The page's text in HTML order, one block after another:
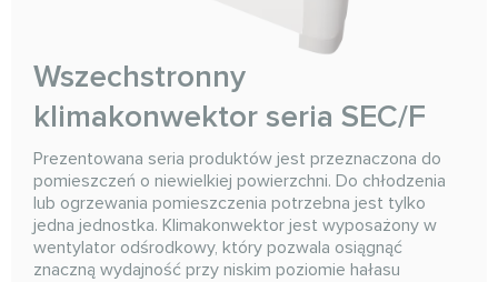
Wszechstronny
klimakonwektor seria SEC/F
Prezentowana seria produktów jest przeznaczona do
pomieszczeń o niewielkiej powierzchni. Do chłodzenia
lub ogrzewania pomieszczenia potrzebna jest tylko
jedna jednostka. Klimakonwektor jest wyposażony w
wentylator odśrodkowy, który pozwala osiągnąć
znaczną wydajność przy niskim poziomie hałasu